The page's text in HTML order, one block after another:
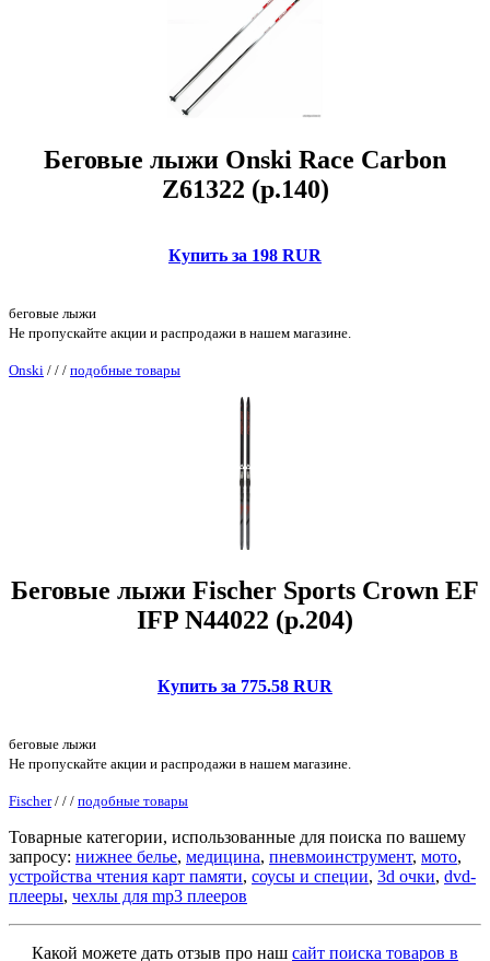
Беговые лыжи Onski Race Carbon
Z61322 (р.140)
Купить за 198 RUR
беговые лыжи
Не пропускайте акции и распродажи в нашем магазине.
Onski / / / подобные товары
Беговые лыжи Fischer Sports Crown EF
IFP N44022 (р.204)
Купить за 775.58 RUR
беговые лыжи
Не пропускайте акции и распродажи в нашем магазине.
Fischer/ / / подобные товары
Товарные категории, использованные для поиска по вашему
запросу: нижнее белье, медицина, пневмоинструмент, мото,
устройства чтения карт памяти, соусы и специи, 3d очки, dvd-
плееры, чехлы для mp3 плееров
Какой можете дать отзыв про наш сайт поиска товаров в